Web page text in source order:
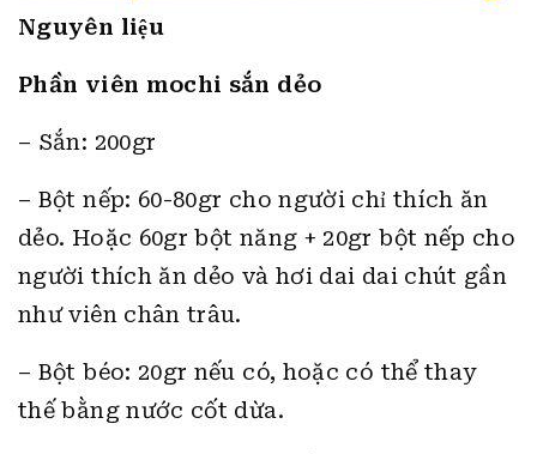
Nguyên liệu
Phần viên mochi sắn dẻo
– Sắn: 200gr
– Bột nếp: 60-80gr cho người chỉ thích ăn
dẻo. Hoặc 60gr bột năng + 20gr bột nếp cho
người thích ăn dẻo và hơi dai dai chút gần
như viên chân trâu.
– Bột béo: 20gr nếu có, hoặc có thể thay
thế bằng nước cốt dừa.